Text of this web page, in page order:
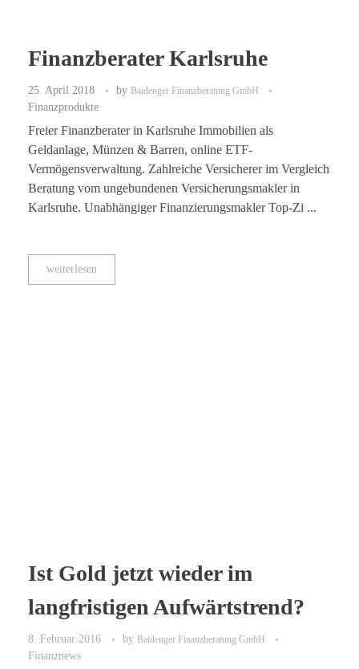
Finanzberater Karlsruhe
25. April 2018 by Baidenger Finanzberatung GmbH
Finanzprodukte
Freier Finanzberater in Karlsruhe Immobilien als
Geldanlage, Münzen & Barren, online ETF-
Vermögensverwaltung. Zahlreiche Versicherer im Vergleich
Beratung vom ungebundenen Versicherungsmakler in
Karlsruhe. Unabhängiger Finanzierungsmakler Top-Zi ...
weiterlesen
Ist Gold jetzt wieder im
langfristigen Aufwärtstrend?
8. Februar 2016 by Baidenger Finanzberatung GmbH
Finanznews